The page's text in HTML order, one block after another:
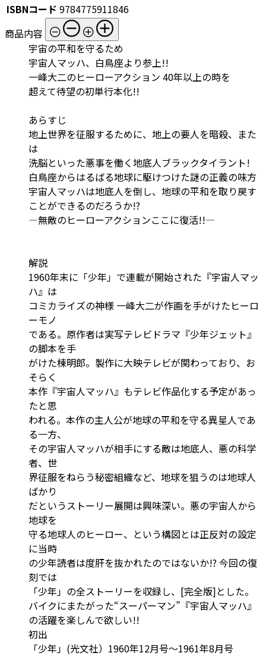
ISBNコード 9784775911846
商品内容
宇宙の平和を守るため
宇宙人マッハ、白鳥座より参上!!
一峰大二のヒーローアクション 40年以上の時を
超えて待望の初単行本化!!
あらすじ
地上世界を征服するために、地上の要人を暗殺、また
は
洗脳といった悪事を働く地底人ブラックタイラント!
白鳥座からはるばる地球に駆けつけた謎の正義の味方
宇宙人マッハは地底人を倒し、地球の平和を取り戻す
ことができるのだろうか!?
―無敵のヒーローアクションここに復活!!―
解説
1960年末に「少年」で連載が開始された『宇宙人マッ
ハ』は
コミカライズの神様 一峰大二が作画を手がけたヒーロ
ーモノ
である。原作者は実写テレビドラマ『少年ジェット』
の脚本を手
がけた棟明郎。製作に大映テレビが関わっており、お
そらく
本作『宇宙人マッハ』もテレビ作品化する予定があっ
たと思
われる。本作の主人公が地球の平和を守る異星人であ
る一方、
その宇宙人マッハが相手にする敵は地底人、悪の科学
者、世
界征服をねらう秘密組織など、地球を狙うのは地球人
ばかり
だというストーリー展開は興味深い。悪の宇宙人から
地球を
守る地球人のヒーロー、という構図とは正反対の設定
に当時
の少年読者は度肝を抜かれたのではないか!? 今回の復
刻では
「少年」の全ストーリーを収録し、[完全版]とした。
バイクにまたがった“スーパーマン”『宇宙人マッハ』
の活躍を楽しんで欲しい!!
初出
「少年」(光文社）1960年12月号～1961年8月号